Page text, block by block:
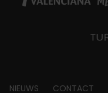
NIEUWS CONTACT